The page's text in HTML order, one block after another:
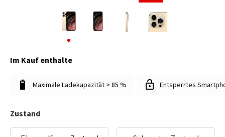
Im Kauf enthalte
Maximale Ladekapazität > 85 % Entsperrtes
Zustand